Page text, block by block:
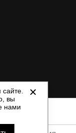
защищены.
вы
нами